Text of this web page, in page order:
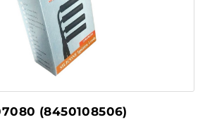
(8450108506)